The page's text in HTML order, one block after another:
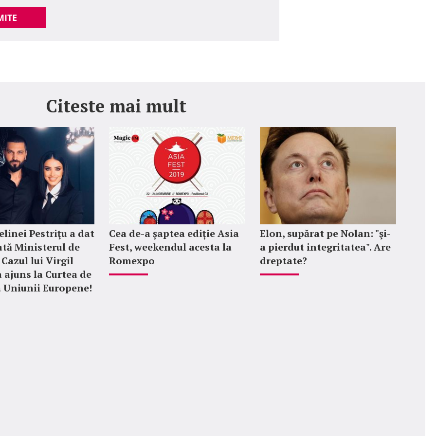
Citeste mai mult
Pestriţu a dat
Ministerul de
lui Virgil
ajuns la Curtea de
Uniunii Europene!
Cea de-a șaptea ediție Asia
Fest, weekendul acesta la
Romexpo
Elon, supărat pe Nolan: "şi-
a pierdut integritatea". Are
dreptate?